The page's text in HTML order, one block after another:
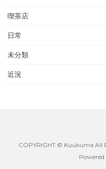
喫茶店
日常
未分類
近況
COPYRIGHT © Kuukuma All